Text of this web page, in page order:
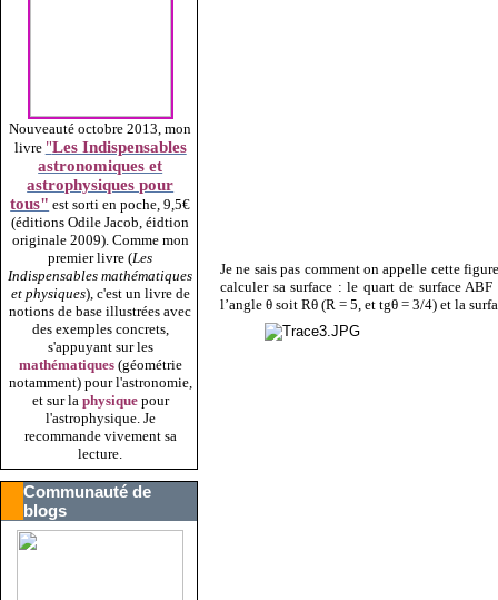
Nouveauté octobre 2013, mon
livre "Les Indispensables
astronomiques et
astrophysiques pour
tous" est sorti en poche, 9,5€
(éditions Odile Jacob, éidtion
originale 2009). Comme mon
premier livre (Les
Indispensables mathématiques
et physiques), c'est un livre de
notions de base illustrées avec
des exemples concrets,
s'appuyant sur les
mathématiques(géométrie
notamment) pour l'astronomie,
et sur la physiquepour
l'astrophysique. Je
recommande vivement sa
lecture.
Communauté de
blogs
Je ne sais pas comment on appelle cette
calculer sa surface : le quart de surface
l’angle θ soit Rθ (R = 5, et tgθ = 3/4) et la